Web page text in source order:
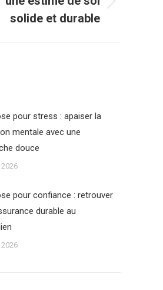
solide et durable
pour stress : apaiser la
mentale avec une
douce
pour confiance : retrouver
durable au